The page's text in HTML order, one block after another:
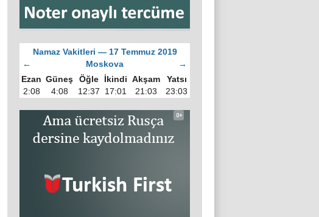
Namaz Vakitleri — 17 Temmuz 2019
←
Moskova
→
Ezan Güneş Öğle İkindi Akşam
Yatsı
2:08
4:08 12:37 17:01 21:03 23:03